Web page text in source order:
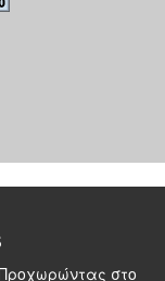
Προχωρώντας στο